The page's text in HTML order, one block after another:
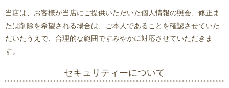
当店は、お客様が当店にご提供いただいた個人情報の照会、修正ま
たは削除を希望される場合は、ご本人であることを確認させていた
だいたうえで、合理的な範囲ですみやかに対応させていただきま
す。
セキュリティーについて